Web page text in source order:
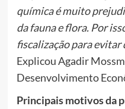
química é muito
da fauna e flora. Por
fiscalização para evitar
Explicou Agadir
Desenvolvimento
Principais motivos da